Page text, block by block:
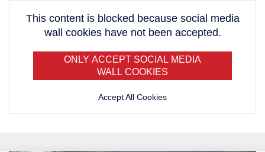
This content is blocked because social media
wall cookies have not been accepted.
ONLY ACCEPT SOCIAL MEDIA
WALL COOKIES
Accept All Cookies